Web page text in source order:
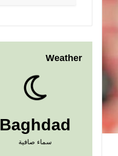
Weather
Baghdad
سماء صافية